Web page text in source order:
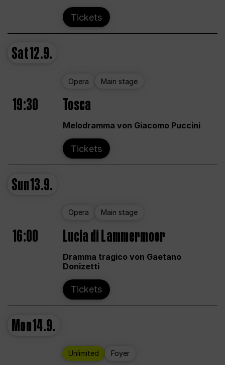
Tickets
Sat12.9.
Opera Main stage
19:30 Tosca
Melodramma von Giacomo Puccini
Tickets
Sun13.9.
Opera Main stage
16:00 Lucia di Lammermoor
Dramma tragico von Gaetano
Donizetti
Tickets
Mon14.9.
Unlimited Foyer